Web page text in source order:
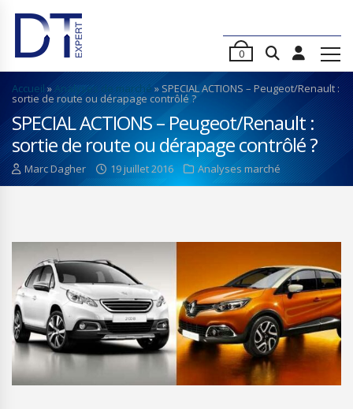
0
Accueil »Analyses de marché » SPECIAL ACTIONS – Peugeot/Renault :
sortie de route ou dérapage contrôlé ?
SPECIAL ACTIONS – Peugeot/Renault :
sortie de route ou dérapage contrôlé ?
Marc Dagher 19 juillet 2016 Analyses marché